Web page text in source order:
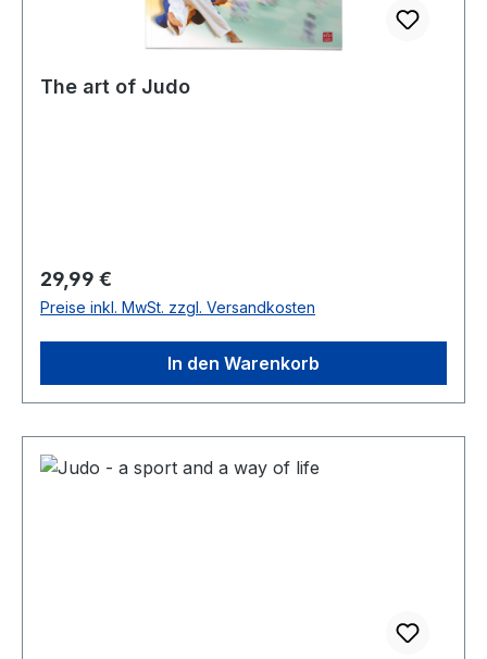
The art of Judo
Regulärer Preis:
29,99 €
Preise inkl. MwSt. zzgl. Versandkosten
In den Warenkorb